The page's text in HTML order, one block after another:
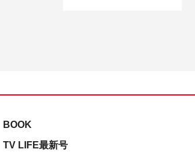
BOOK
TV LIFE最新号